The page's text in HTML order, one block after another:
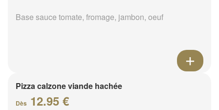
Base sauce tomate, fromage, jambon, oeuf
Pizza calzone viande hachée
Dès 12.95 €